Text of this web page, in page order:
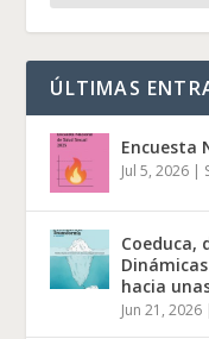
ÚLTIMAS
Encuesta
Jul 5, 2026 |
Coeduca,
hacia
Jun 21, 2026